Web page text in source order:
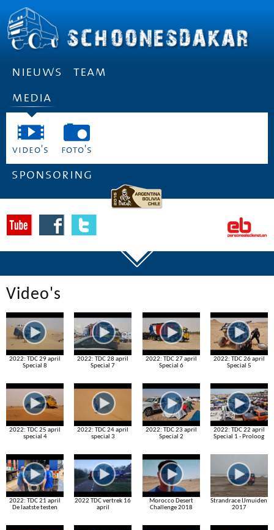
nieuws
team
media
video's foto's
sponsoring
Video's
2022: TDC 29 april
Special 8
2022: TDC 28 april
Special 7
2022: TDC 27 april
Special 6
2022: TDC 26 april
Special 5
2022: TDC 25 april
special 4
2022: TDC 24 april
special 3
2022: TDC 23 april
Special 2
2022: TDC 22 april
Special 1 - Proloog
2022: TDC 21 april
De laatste testen
2022 TDC vertrek 16
april
Morocco Desert
Challenge 2018
Strandrace IJmuiden
2017